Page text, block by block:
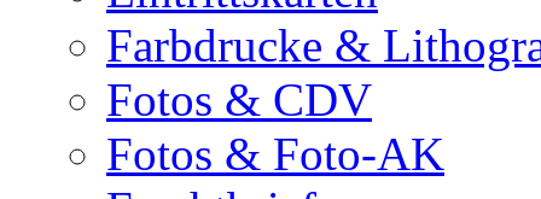
Farbdrucke &
Fotos & CDV
Fotos & Foto-AK